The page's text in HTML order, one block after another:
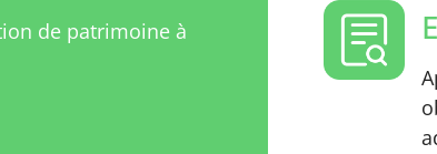
de patrimoine à